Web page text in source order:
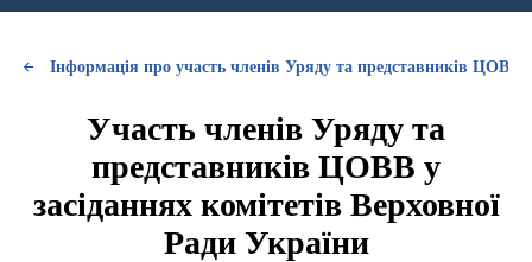
Інформація про участь членів Уряду та представників ЦОВВ
Участь членів Уряду та
представників ЦОВВ у
засіданнях комітетів Верховної
Ради України